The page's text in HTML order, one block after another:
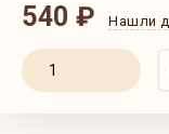
540 ₽ Нашли